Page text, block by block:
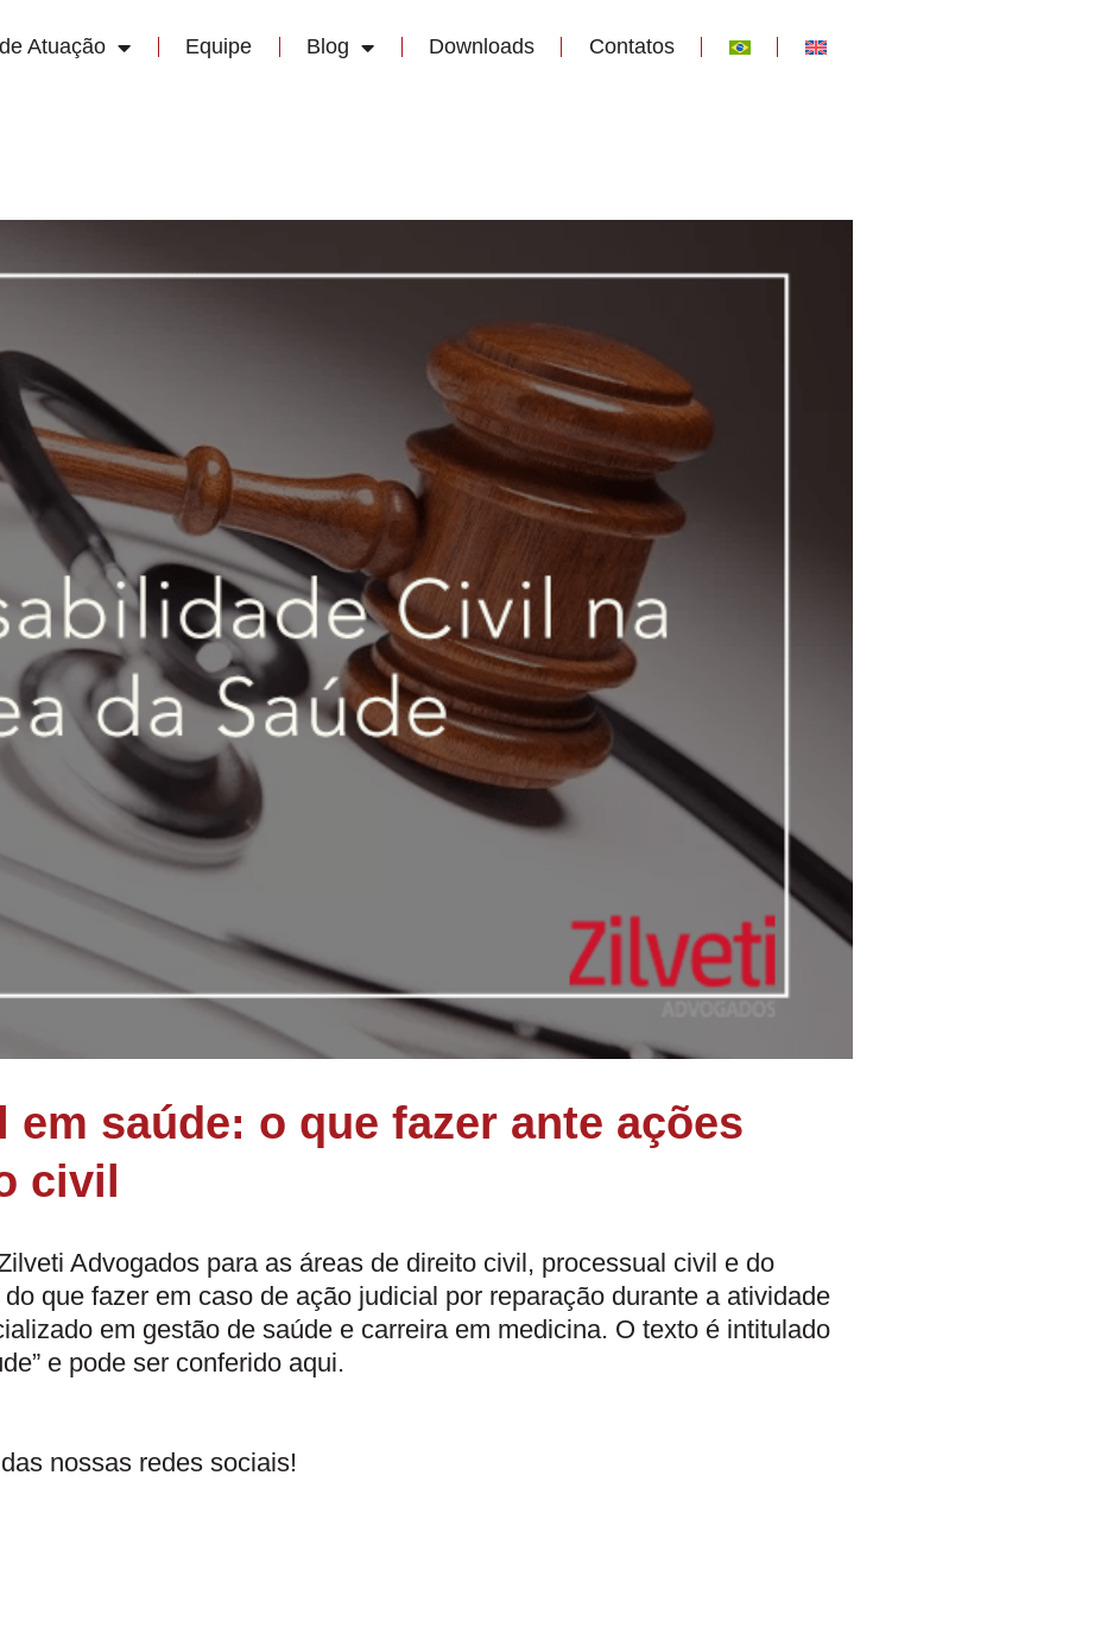
Atuação Equipe Blog Downloads Contatos
saúde: o que fazer ante ações
civil
Advogados para as áreas de direito civil, processual civil e do
que fazer em caso de ação judicial por reparação durante a atividade
em gestão de saúde e carreira em medicina. O texto é intitulado
e pode ser conferido aqui.
nossas redes sociais!